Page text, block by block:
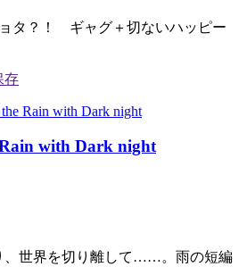
タ？！ ギャグ＋切ないハッピー
with Dark night
、世界を切り離して……。雨の短編